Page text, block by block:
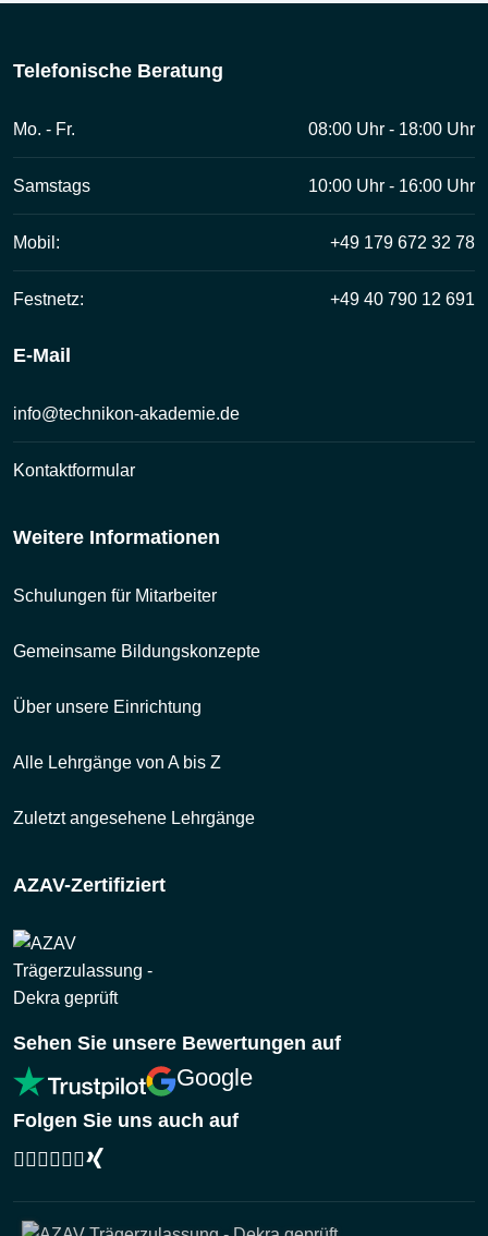
Telefonische Beratung
Mo. - Fr. 08:00 Uhr - 18:00 Uhr
Samstags 10:00 Uhr - 16:00 Uhr
Mobil: +49 179 672 32 78
Festnetz: +49 40 790 12 691
E-Mail
info@technikon-akademie.de
Kontaktformular
Weitere Informationen
Schulungen für Mitarbeiter
Gemeinsame Bildungskonzepte
Über unsere Einrichtung
Alle Lehrgänge von A bis Z
Zuletzt angesehene Lehrgänge
AZAV-Zertifiziert
Sehen Sie unsere Bewertungen auf
Google
Folgen Sie uns auch auf